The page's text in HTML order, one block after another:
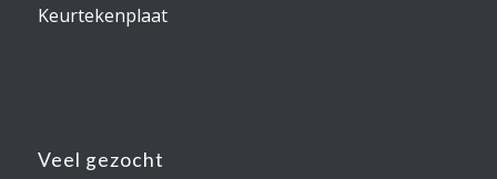
Keurtekenplaat
Veel gezocht